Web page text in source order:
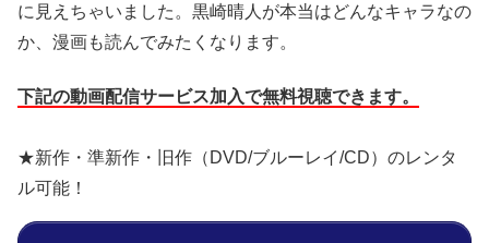
に見えちゃいました。黒崎晴人が本当はどんなキャラなの
か、漫画も読んでみたくなります。
下記の動画配信サービス加入で無料視聴できます。
★新作・準新作・旧作（DVD/ブルーレイ/CD）のレンタ
ル可能！